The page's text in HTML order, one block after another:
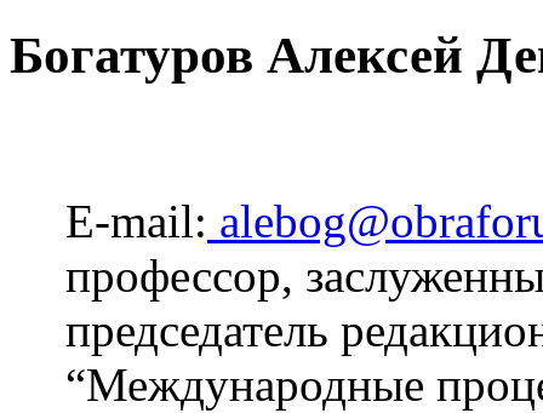
Богатуров Алексей
E-mail:
профессор,
председатель
“Международные